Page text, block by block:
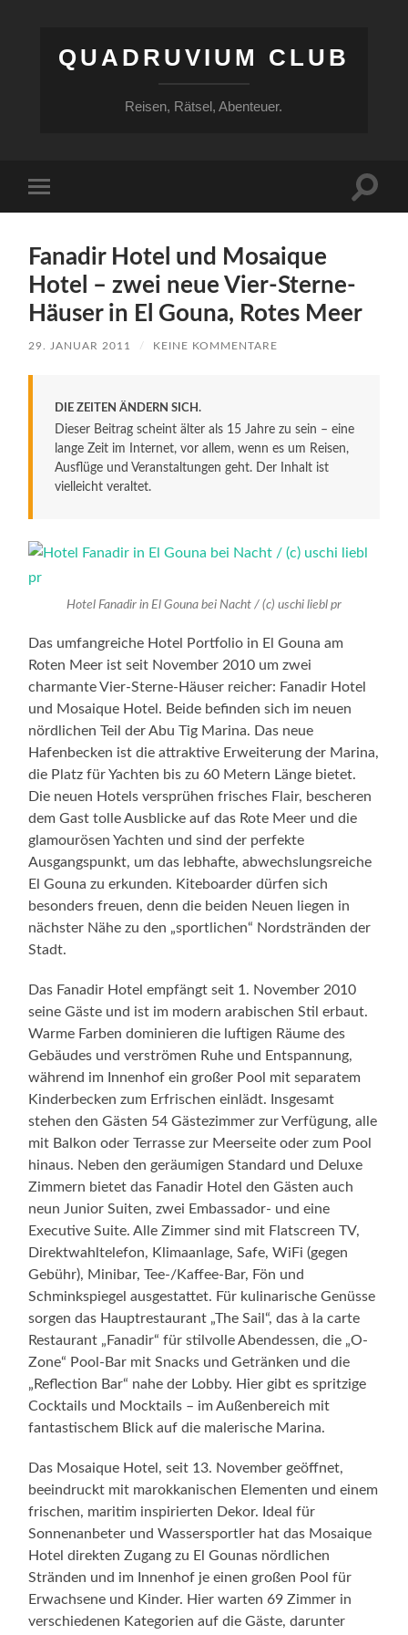
QUADRUVIUM CLUB
Reisen, Rätsel, Abenteuer.
Menü
Fanadir Hotel und Mosaique
Hotel – zwei neue Vier-Sterne-
Häuser in El Gouna, Rotes Meer
29. JANUAR 2011 / KEINE KOMMENTARE
DIE ZEITEN ÄNDERN SICH.
Dieser Beitrag scheint älter als 15 Jahre zu sein – eine
lange Zeit im Internet, vor allem, wenn es um Reisen,
Ausflüge und Veranstaltungen geht. Der Inhalt ist
vielleicht veraltet.
Hotel Fanadir in El Gouna bei Nacht / (c) uschi liebl pr
Das umfangreiche Hotel Portfolio in El Gouna am
Roten Meer ist seit November 2010 um zwei
charmante Vier-Sterne-Häuser reicher: Fanadir Hotel
und Mosaique Hotel. Beide befinden sich im neuen
nördlichen Teil der Abu Tig Marina. Das neue
Hafenbecken ist die attraktive Erweiterung der Marina,
die Platz für Yachten bis zu 60 Metern Länge bietet.
Die neuen Hotels versprühen frisches Flair, bescheren
dem Gast tolle Ausblicke auf das Rote Meer und die
glamourösen Yachten und sind der perfekte
Ausgangspunkt, um das lebhafte, abwechslungsreiche
El Gouna zu erkunden. Kiteboarder dürfen sich
besonders freuen, denn die beiden Neuen liegen in
nächster Nähe zu den „sportlichen“ Nordstränden der
Stadt.
Das Fanadir Hotel empfängt seit 1. November 2010
seine Gäste und ist im modern arabischen Stil erbaut.
Warme Farben dominieren die luftigen Räume des
Gebäudes und verströmen Ruhe und Entspannung,
während im Innenhof ein großer Pool mit separatem
Kinderbecken zum Erfrischen einlädt. Insgesamt
stehen den Gästen 54 Gästezimmer zur Verfügung, alle
mit Balkon oder Terrasse zur Meerseite oder zum Pool
hinaus. Neben den geräumigen Standard und Deluxe
Zimmern bietet das Fanadir Hotel den Gästen auch
neun Junior Suiten, zwei Embassador- und eine
Executive Suite. Alle Zimmer sind mit Flatscreen TV,
Direktwahltelefon, Klimaanlage, Safe, WiFi (gegen
Gebühr), Minibar, Tee-/Kaffee-Bar, Fön und
Schminkspiegel ausgestattet. Für kulinarische Genüsse
sorgen das Hauptrestaurant „The Sail“, das à la carte
Restaurant „Fanadir“ für stilvolle Abendessen, die „O-
Zone“ Pool-Bar mit Snacks und Getränken und die
„Reflection Bar“ nahe der Lobby. Hier gibt es spritzige
Cocktails und Mocktails – im Außenbereich mit
fantastischem Blick auf die malerische Marina.
Das Mosaique Hotel, seit 13. November geöffnet,
beeindruckt mit marokkanischen Elementen und einem
frischen, maritim inspirierten Dekor. Ideal für
Sonnenanbeter und Wassersportler hat das Mosaique
Hotel direkten Zugang zu El Gounas nördlichen
Stränden und im Innenhof je einen großen Pool für
Erwachsene und Kinder. Hier warten 69 Zimmer in
verschiedenen Kategorien auf die Gäste, darunter